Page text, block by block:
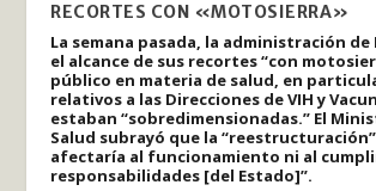
RECORTES CON «MOTOSIERRA»
La semana pasada, la administración
el alcance de sus recortes “con
público en materia de salud, en
relativos a las Direcciones de VIH y
estaban “sobredimensionadas.” El
Salud subrayó que la
afectaría al funcionamiento ni al
responsabilidades [del Estado]”.